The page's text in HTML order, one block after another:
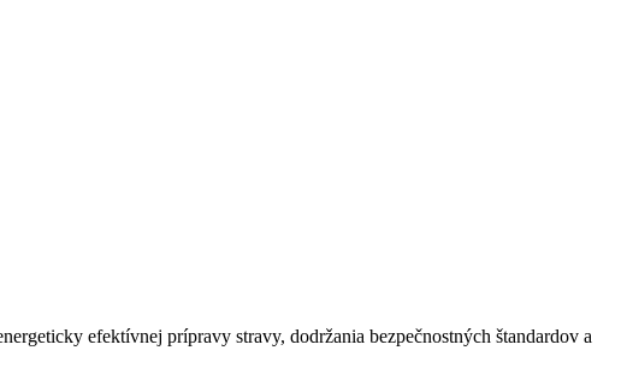
efektívnej prípravy stravy, dodržania bezpečnostných štandardov a